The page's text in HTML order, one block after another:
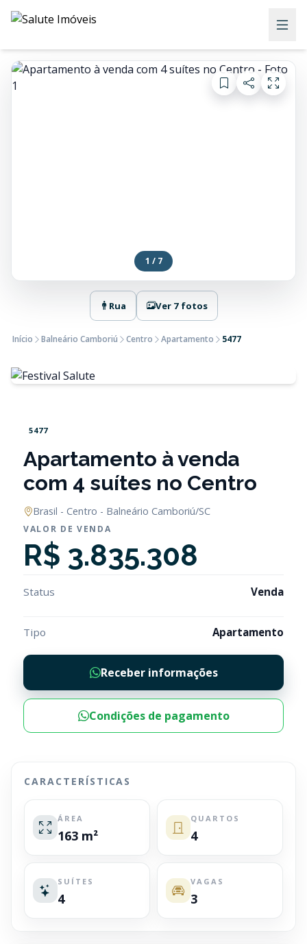
1 / 7
Rua Ver 7 fotos
Início Balneário Camboriú Centro Apartamento 5477
5477
Apartamento à venda
com 4 suítes no Centro
Brasil - Centro - Balneário Camboriú/SC
VALOR DE VENDA
R$ 3.835.308
Status Venda
Tipo Apartamento
Receber informações
Condições de pagamento
CARACTERÍSTICAS
ÁREA
163 m²
QUARTOS
4
SUÍTES
4
VAGAS
3